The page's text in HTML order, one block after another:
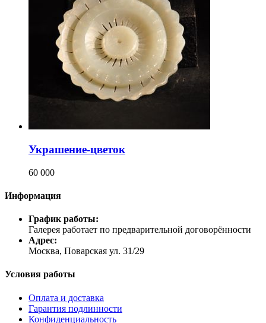
Украшение-цветок
60 000
Информация
График работы:
Галерея работает по предварительной договорённости
Адрес:
Москва, Поварская ул. 31/29
Условия работы
Оплата и доставка
Гарантия подлинности
Конфиденциальность